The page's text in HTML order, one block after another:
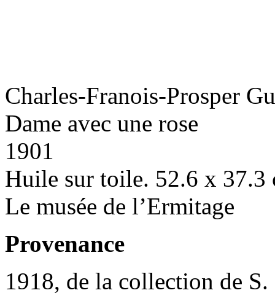
Charles-Franois-Prosper
Dame avec une rose
1901
Huile sur toile. 52.6 x 37.3
Le musée de l’Ermitage
Provenance
1918, de la collection de